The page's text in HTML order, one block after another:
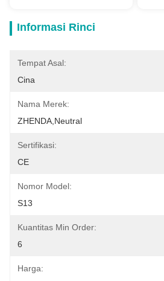
Informasi Rinci
Tempat Asal:
Cina
Nama Merek:
ZHENDA,Neutral
Sertifikasi:
CE
Nomor Model:
S13
Kuantitas Min Order:
6
Harga: